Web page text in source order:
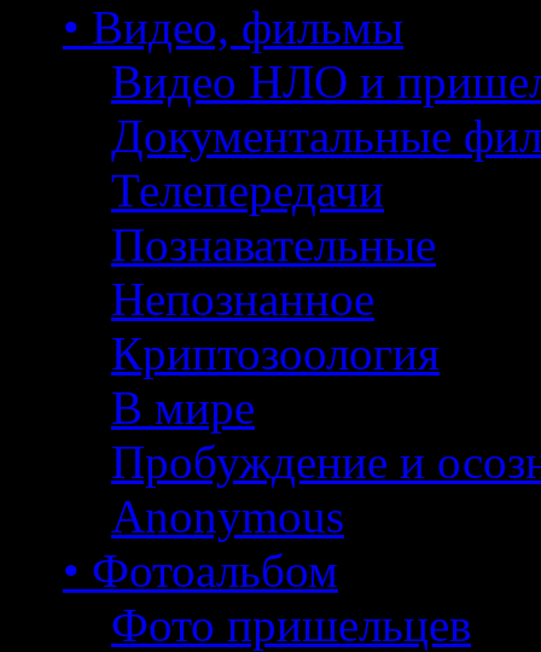
• Видео, фильмы
Видео НЛО и
Документальные
Телепередачи
Познавательные
Непознанное
Криптозоология
В мире
Пробуждение и
Anonymous
• Фотоальбом
Фото пришельцев